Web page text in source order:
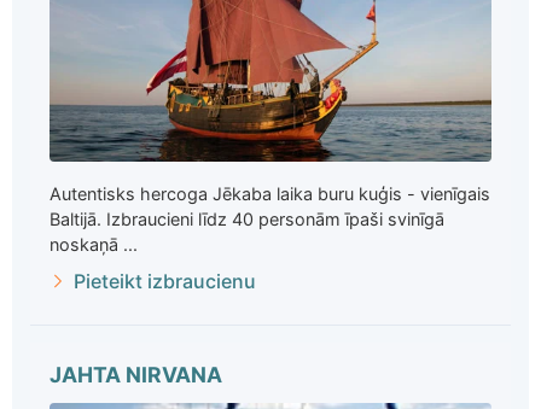
Autentisks hercoga Jēkaba laika buru kuģis - vienīgais
Baltijā. Izbraucieni līdz 40 personām īpaši svinīgā
noskaņā ...
Pieteikt izbraucienu
JAHTA NIRVANA